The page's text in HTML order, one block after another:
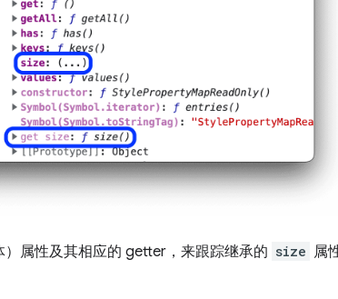
属性及其相应的 getter，来跟踪继承的 size 属